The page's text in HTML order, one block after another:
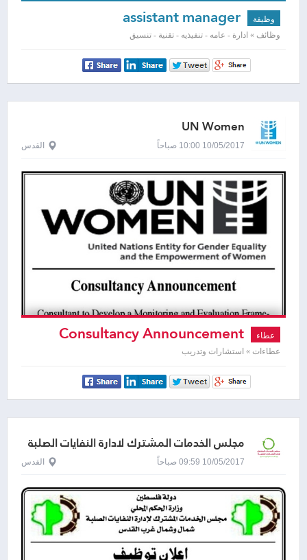
وظيفة
وظائف » ادارة - عامه - تنفيذيه - تقنية - تنسيق
UN Women
10/05/2017 10:00 صباحاً القدس
عطاء
عطاءات » استشارات وتدريب
مجلس الخدمات المشترك لادارة النفايات الصلبة
10/05/2017 09:59 صباحاً القدس